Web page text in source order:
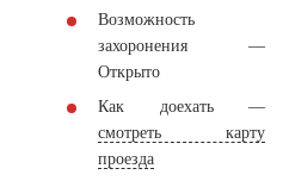
Возможность
захоронения —
Открыто
Как доехать —
смотреть карту
проезда